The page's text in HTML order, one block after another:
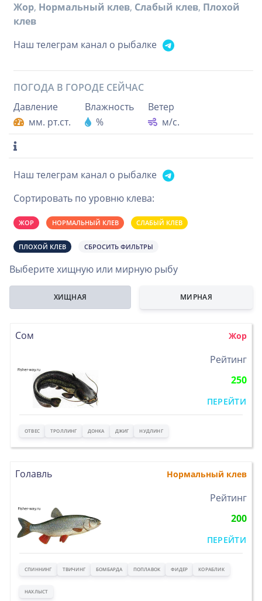
Жор, Нормальный клев, Слабый клев, Плохой
клев
Наш телеграм канал о рыбалке
ПОГОДА В ГОРОДЕ СЕЙЧАС
Давление
мм. рт.ст.
Влажность
%
Ветер
м/с.
Наш телеграм канал о рыбалке
Сортировать по уровню клева:
ЖОР НОРМАЛЬНЫЙ КЛЕВ СЛАБЫЙ КЛЕВ
ПЛОХОЙ КЛЕВ СБРОСИТЬ ФИЛЬТРЫ
Выберите хищную или мирную рыбу
ХИЩНАЯ МИРНАЯ
Сом Жор
Рейтинг
250
ПЕРЕЙТИ
ОТВЕС ТРОЛЛИНГ ДОНКА ДЖИГ НУДЛИНГ
Голавль Нормальный клев
Рейтинг
200
ПЕРЕЙТИ
СПИННИНГ ТВИЧИНГ БОМБАРДА ПОПЛАВОК ФИДЕР КОРАБЛИК
НАХЛЫСТ